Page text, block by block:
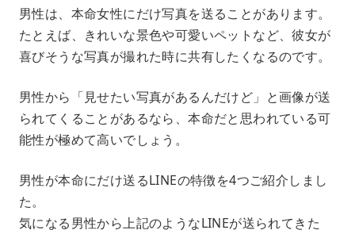
男性は、本命女性にだけ写真を送ることがあります。
たとえば、きれいな景色や可愛いペットなど、彼女が
喜びそうな写真が撮れた時に共有したくなるのです。
男性から「見せたい写真があるんだけど」と画像が送
られてくることがあるなら、本命だと思われている可
能性が極めて高いでしょう。
男性が本命にだけ送るLINEの特徴を4つご紹介しまし
た。
気になる男性から上記のようなLINEが送られてきた